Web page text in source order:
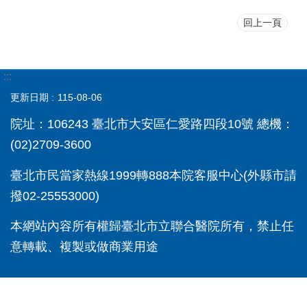
回上一頁
:::
更新日期 115-08-06
院址：106243 臺北市大安區仁愛路四段10號 總機：
(02)2709-3600
臺北市民當家熱線1999轉888本院客服中心(外縣市請
撥02-25553000)
本網站內容所有權歸臺北市立聯合醫院所有，禁止任
意轉載、複製或做商業用途